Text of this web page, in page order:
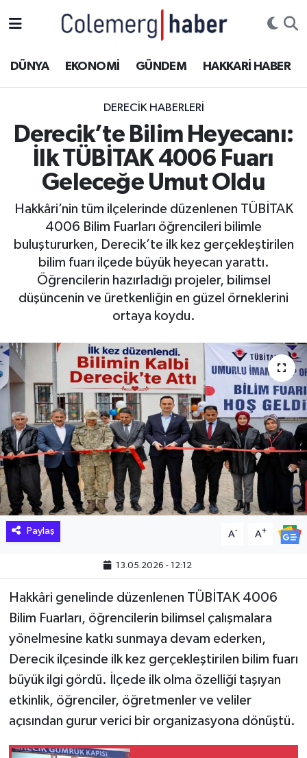
DÜNYA EKONOMİ GÜNDEM HAKKARİ HABER
DERECIK HABERLERI
Derecik’te Bilim Heyecanı:
İlk TÜBİTAK 4006 Fuarı
Geleceğe Umut Oldu
Hakkâri’nin tüm ilçelerinde düzenlenen TÜBİTAK
4006 Bilim Fuarları öğrencileri bilimle
buluştururken, Derecik’te ilk kez gerçekleştirilen
bilim fuarı ilçede büyük heyecan yarattı.
Öğrencilerin hazırladığı projeler, bilimsel
düşüncenin ve üretkenliğin en güzel örneklerini
ortaya koydu.
Paylaş A- A+
13.05.2026 - 12:12
Hakkâri genelinde düzenlenen TÜBİTAK 4006
Bilim Fuarları, öğrencilerin bilimsel çalışmalara
yönelmesine katkı sunmaya devam ederken,
Derecik ilçesinde ilk kez gerçekleştirilen bilim fuarı
büyük ilgi gördü. İlçede ilk olma özelliği taşıyan
etkinlik, öğrenciler, öğretmenler ve veliler
açısından gurur verici bir organizasyona dönüştü.
ASAYİŞ
ÇOCUK
DOĞA
DÜNYA
EĞİTİM
EKONOMİ
GÜNDEM
İLGİNÇ HABERLER
KADIN
KÜLTÜR SANAT
MAGAZİN
MAKALE
POLİTİKA
REKLAM
SAĞLIK
SİYASET
SPOR
TARİH
TEKNOLOJİ
Hakkâri Hava Durumu
Hakkari Namaz Vakitleri
Hakkâri Trafik Yoğunluk Haritası
Süper Lig Puan Durumu ve Fikstür
Tüm Manşetler
Son Dakika Haberleri
Haber Arşivi